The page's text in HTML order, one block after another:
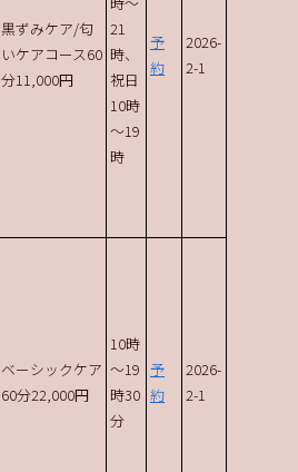
黒ずみケア/匂
いケアコース60
分11,000円
21
時、
祝日
10時
～19
時
予
約
2026-
2-1
ベーシックケア
60分22,000円
10時
～19
時30
分
予
約
2026-
2-1